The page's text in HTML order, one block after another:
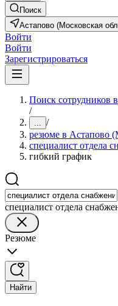
Поиск
Астапово (Московская
Войти
Войти
Зарегистрироваться
Поиск сотрудников
/
... /
резюме в Астапово
специалист отдела
гибкий график
специалист отдела
Резюме
Найти